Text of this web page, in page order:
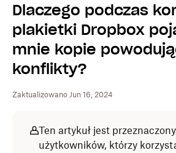
Dlaczego podczas
plakietki Dropbox
mnie kopie
konflikty?
Zaktualizowano Jun 16, 2024
Ten artykuł jest
użytkowników, którzy